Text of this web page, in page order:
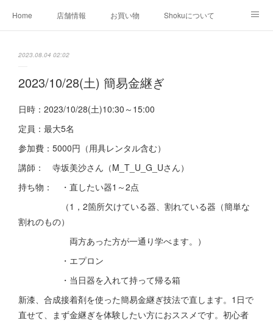
Home 店舗情報 お買い物 Shokuについて
2023.08.04 02:02
2023/10/28(土) 簡易金継ぎ
日時：2023/10/28(土)10:30～15:00
定員：最大5名
参加費：5000円（用具レンタル含む）
講師： 寺坂美沙さん（M_T_U_G_Uさん）
持ち物： ・直したい器1～2点
（1，2箇所欠けている器、割れている器（簡単な
割れのもの）
両方あった方が一通り学べます。）
・エプロン
・当日器を入れて持って帰る箱
新漆、合成接着剤を使った簡易金継ぎ技法で直します。1日で
直せて、まず金継ぎを体験したい方におススメです。初心者